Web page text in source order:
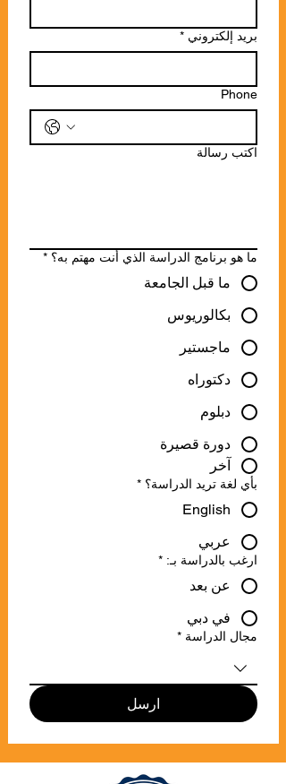
بريد إلكتروني *
Phone
اكتب رسالة
ما هو برنامج الدراسة الذي أنت مهتم به؟ *
ما قبل الجامعة
بكالوريوس
ماجستير
دكتوراه
دبلوم
دورة قصيرة
آخر
بأي لغة تريد الدراسة؟ *
English
عربي
ارغب بالدراسة بـ: *
عن بعد
في دبي
مجال الدراسة *
ارسل